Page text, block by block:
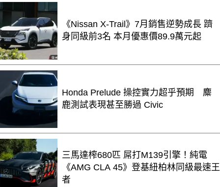
《Nissan X-Trail》7月銷售逆勢成長 躋
身同級前3名 本月優惠價89.9萬元起
Honda Prelude 操控實力超乎預期 麋
鹿測試表現甚至勝過 Civic
三馬達榨680匹 屌打M139引擎！純電
《AMG CLA 45》登基紐柏林同級最速王
者